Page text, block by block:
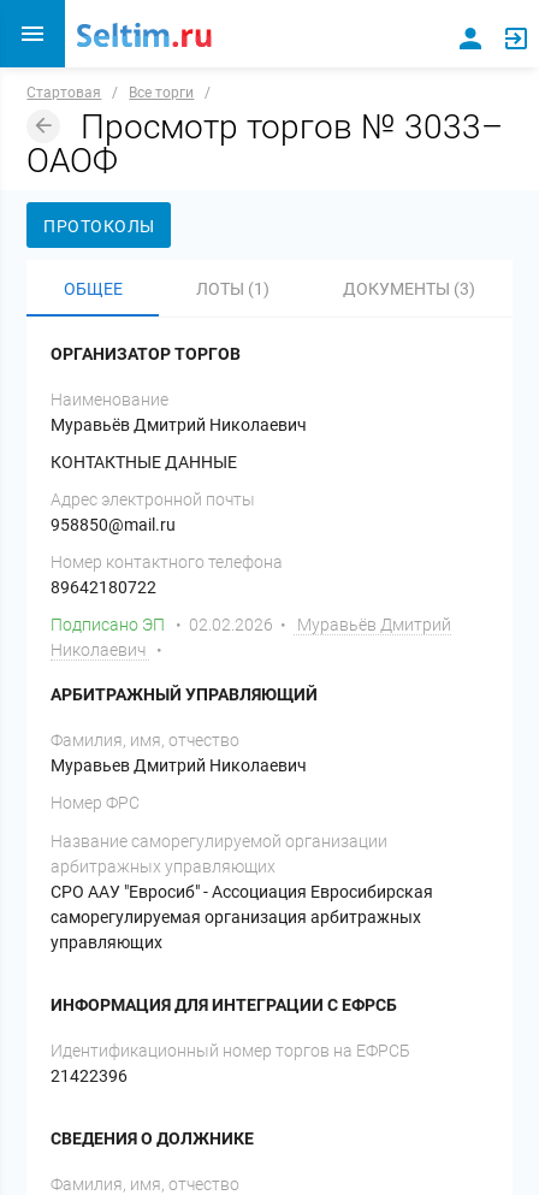
Стартовая / Все торги /
Просмотр торгов № 3033–
ОАОФ
ПРОТОКОЛЫ
ОБЩЕЕ ЛОТЫ (1) ДОКУМЕНТЫ (3)
ОРГАНИЗАТОР ТОРГОВ
Наименование
Муравьёв Дмитрий Николаевич
КОНТАКТНЫЕ ДАННЫЕ
Адрес электронной почты
958850@mail.ru
Номер контактного телефона
89642180722
Подписано ЭП
• 02.02.2026 •
Муравьёв Дмитрий
Николаевич
•
АРБИТРАЖНЫЙ УПРАВЛЯЮЩИЙ
Фамилия, имя, отчество
Муравьев Дмитрий Николаевич
Номер ФРС
Название саморегулируемой организации
арбитражных управляющих
СРО ААУ "Евросиб" - Ассоциация Евросибирская
саморегулируемая организация арбитражных
управляющих
ИНФОРМАЦИЯ ДЛЯ ИНТЕГРАЦИИ С ЕФРСБ
Идентификационный номер торгов на ЕФРСБ
21422396
СВЕДЕНИЯ О ДОЛЖНИКЕ
Фамилия, имя, отчество